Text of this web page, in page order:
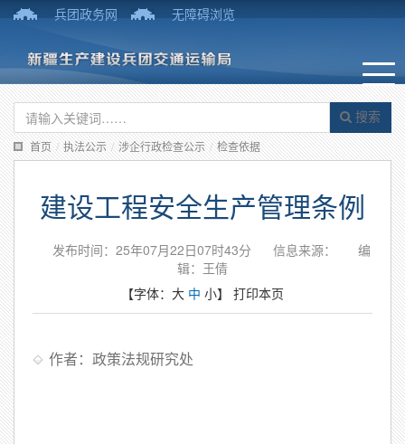
兵团政务网 无障碍浏览
搜索
首页 / 执法公示 / 涉企行政检查公示 / 检查依据
建设工程安全生产管理条例
发布时间：25年07月22日07时43分 信息来源：
编
辑：王倩
【字体： 大 中 小】 打印本页
作者：政策法规研究处